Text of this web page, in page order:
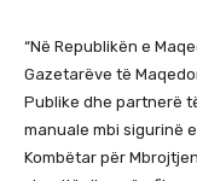
“Në Republikën e
Gazetarëve të
Publike dhe partnerë
manuale mbi sigurinë
Kombëtar për